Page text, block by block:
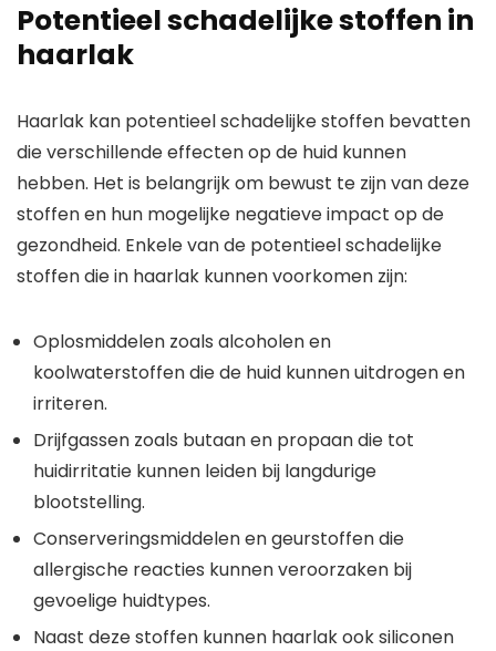
Potentieel schadelijke stoffen in
haarlak
Haarlak kan potentieel schadelijke stoffen bevatten
die verschillende effecten op de huid kunnen
hebben. Het is belangrijk om bewust te zijn van deze
stoffen en hun mogelijke negatieve impact op de
gezondheid. Enkele van de potentieel schadelijke
stoffen die in haarlak kunnen voorkomen zijn:
Oplosmiddelen zoals alcoholen en
koolwaterstoffen die de huid kunnen uitdrogen en
irriteren.
Drijfgassen zoals butaan en propaan die tot
huidirritatie kunnen leiden bij langdurige
blootstelling.
Conserveringsmiddelen en geurstoffen die
allergische reacties kunnen veroorzaken bij
gevoelige huidtypes.
Naast deze stoffen kunnen haarlak ook siliconen